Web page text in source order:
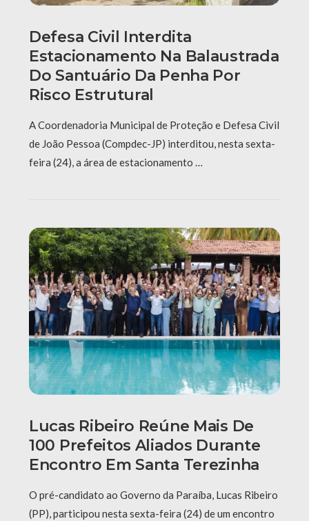
Defesa Civil Interdita
Estacionamento Na Balaustrada
Do Santuário Da Penha Por
Risco Estrutural
A Coordenadoria Municipal de Proteção e Defesa Civil
de João Pessoa (Compdec-JP) interditou, nesta sexta-
feira (24), a área de estacionamento …
Lucas Ribeiro Reúne Mais De
100 Prefeitos Aliados Durante
Encontro Em Santa Terezinha
O pré-candidato ao Governo da Paraíba, Lucas Ribeiro
(PP), participou nesta sexta-feira (24) de um encontro